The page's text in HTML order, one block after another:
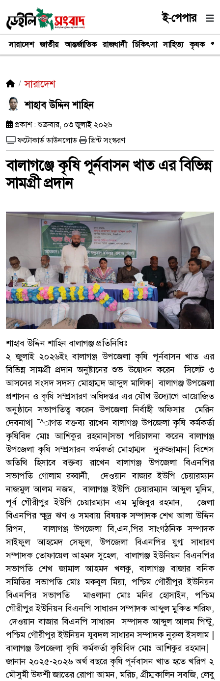
ই-পেপার
সারাদেশ জাতীয় আন্তর্জাতিক রাজধানী চিকিৎসা সাহিত্য কৃষক
সারাদেশ
শাহাব উদ্দিন শাহিন
প্রকাশ : শুক্রবার, ০৩ জুলাই ২০২৬
ফটোকার্ড ডাউনলোড
প্রিন্ট সংস্করণ
বালাগঞ্জে কৃষি পূর্নবাসন খাত এর বিভিন্ন
সামগ্রী প্রদান
শাহাব উদ্দিন শাহিন বালাগঞ্জ প্রতিনিধিঃ
২ জুলাই ২০২৬ইং বালাগঞ্জ উপজেলা কৃষি পূর্নবাসন খাত এর
বিভিন্ন সামগ্রী প্রদান অনুষ্টানের শুভ উদ্বোধন করেন সিলেট ৩
আসনের সংসদ সদস্য মোহাম্মদ আব্দুল মালিক| বালাগঞ্জ উপজেলা
প্রশাসন ও কৃষি সম্প্রসারণ অধিদপ্তর এর যৌথ উদ্যোগে আয়োজিত
অনুষ্ঠানে সভাপতিত্ব করেন উপজেলা নির্বাহী অফিসার মেরিন
দেবনাথ| ¯^াগত বক্তব্য রাখেন বালাগঞ্জ উপজেলা কৃষি কর্মকর্তা
কৃষিবিদ মোঃ আশিকুর রহমান|সভা পরিচালনা করেন বালাগঞ্জ
উপজেলা কৃষি সম্প্রসারন কর্মকর্তা মোহাম্মদ নুরুজ্জামান| বিশেস
অতিথি হিসাবে বক্তব্য রাখেন বালাগঞ্জ উপজেলা বিএনপির
সভাপতি গোলাম রব্বানী, দেওয়ান বাজার ইউপি চেয়ারম্যান
নাজমুল আলম নজম, বালাগঞ্জ ইউপি চেয়ারম্যান আব্দুল মুনিম,
পূর্ব গৌরীপুর ইউপি চেয়ারম্যান এম মুজিবুর রহমান, জেলা
বিএনপির ক্ষুদ্র ঋণ ও সমবায় বিষয়ক সম্পাদক শেখ আলা উদ্দিন
রিপন, বালাগঞ্জ উপজেলা বি,এন,পির সাংগঠনিক সম্পাদক
সাইফুল আহমেদ সেফুল, উপজেলা বিএনপির যুগ্ম সাধারণ
সম্পাদক তোফায়েল আহমদ সুহেল, বালাগঞ্জ ইউনিয়ন বিএনপির
সভাপতি শেখ জামাল আহমদ খলকু, বালাগঞ্জ বাজার বনিক
সমিতির সভাপতি মোঃ মকবুল মিয়া, পশ্চিম গৌরীপুর ইউনিয়ন
বিএনপির সভাপতি মাওলানা মোঃ মনির হোসাইন, পশ্চিম
গৌরীপুর ইউনিয়ন বিএনপি সাধারন সম্পাদক আব্দুল মুকিত শরিফ,
দেওয়ান বাজার বিএনপি সাধারন সম্পাদক আব্দুল আলম পিন্টু,
পশ্চিম গৌরীপুর ইউনিয়ন যুবদল সাধারন সম্পাদক নুরুল ইসলাম |
বালাগঞ্জ উপজেলা কৃষি কর্মকর্তা কৃষিবিদ মোঃ আশিকুর রহমান|
জানান ২০২৫-২০২৬ অর্থ বছরে কৃষি পূর্নবাসন খাত হতে খরিপ ২
মৌসুমী উফশী জাতের রোপা আমন, মরিচ, গ্রীম্মকালিন সবজি, লেবু